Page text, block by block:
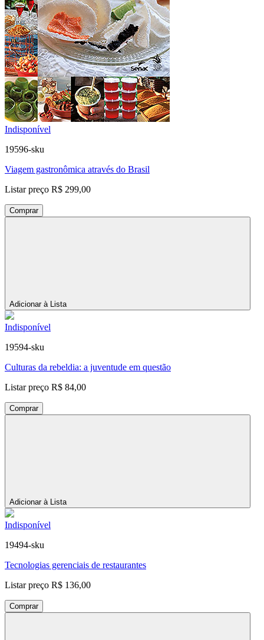
Indisponível
19596-sku
Viagem gastronômica através do Brasil
Listar preço R$ 299,00
Comprar
Adicionar à Lista
Indisponível
19594-sku
Culturas da rebeldia: a juventude em questão
Listar preço R$ 84,00
Comprar
Adicionar à Lista
Indisponível
19494-sku
Tecnologias gerenciais de restaurantes
Listar preço R$ 136,00
Comprar